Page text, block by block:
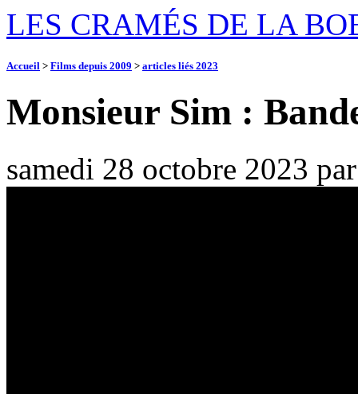
LES CRAMÉS DE LA
Accueil > Films depuis 2009 > articles liés 2023
Monsieur Sim :
samedi 28 octobre 2023